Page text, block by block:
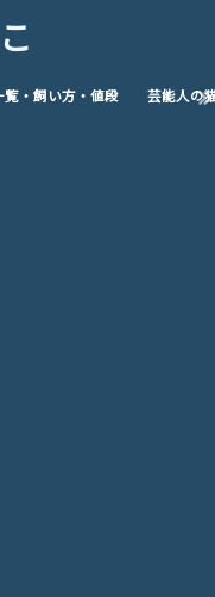
覧・飼い方・値段 芸能人の